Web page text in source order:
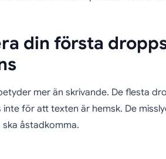
din första
mer än skrivande. De flesta
inte för att texten är hemsk. De
ska åstadkomma.